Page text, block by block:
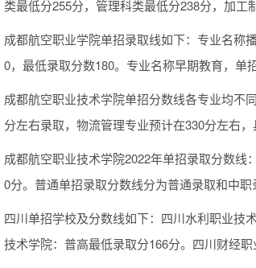
类最低分255分，管理科类最低分238分，加工
成都航空职业学院单招录取线如下：专业名称
0，最低录取分数180。专业名称早期教育，单
成都航空职业技术学院单招分数线各专业均不
分左右录取，物流管理专业预计在330分左右，
成都航空职业技术学院2022年单招录取分数
0分。普通单招录取分数线分为普通录取和中
四川单招学校及分数线如下：四川水利职业技
技术学院：普高最低录取分166分。四川财经